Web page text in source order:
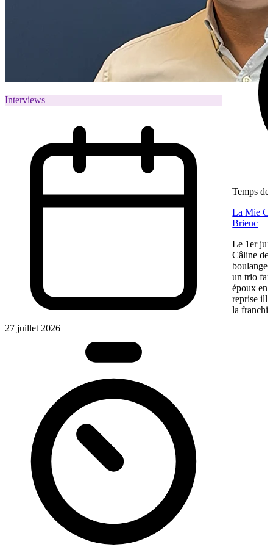
Interviews
27 juillet 2026
Temps de
La Mie
Brieuc
Le 1er
Câline de
un trio
époux
reprise
la